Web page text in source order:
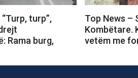
turp”,
Rama burg,
Top News –
Kombëtare.
vetëm me